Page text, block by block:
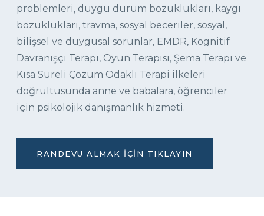
problemleri, duygu durum bozuklukları, kaygı
bozuklukları, travma, sosyal beceriler, sosyal,
bilişsel ve duygusal sorunlar, EMDR, Kognitif
Davranışçı Terapi, Oyun Terapisi, Şema Terapi ve
Kısa Süreli Çözüm Odaklı Terapi ilkeleri
doğrultusunda anne ve babalara, öğrenciler
için psikolojik danışmanlık hizmeti.
RANDEVU ALMAK İÇIN TIKLAYIN